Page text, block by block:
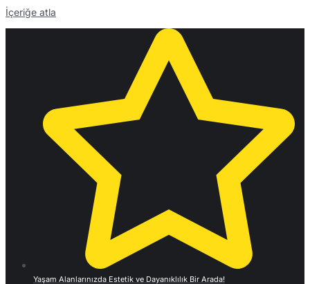
İçeriğe atla
Yaşam Alanlarınızda Estetik ve Dayanıklılık Bir Arada!